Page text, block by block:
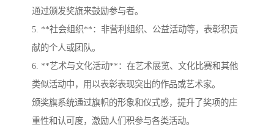
通过颁发奖旗来鼓励参与者。
5. **社会组织**：非营利组织、公益活动等，表彰积贡
献的个人或团队。
6. **艺术与文化活动**：在艺术展览、文化比赛和其他
类似活动中，用以表彰表现突出的作品或艺术家。
颁奖旗系统通过旗帜的形象和仪式感，提升了奖项的庄
重性和认可度，激励人们积参与各类活动。